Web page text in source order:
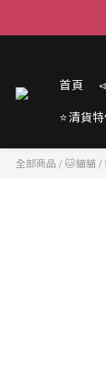
首頁
⭐清貨
全部商品 / 🐱貓貓 /